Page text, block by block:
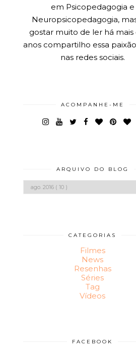
em Psicopedagogia e
Neuropsicopedagogia,
gostar muito de ler há mais
anos compartilho essa
nas redes sociais.
ACOMPANHE-ME
ARQUIVO DO BLOG
CATEGORIAS
Filmes
News
Resenhas
Séries
Tag
Vídeos
FACEBOOK